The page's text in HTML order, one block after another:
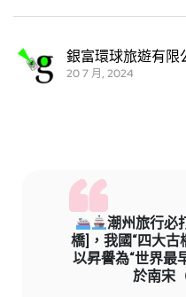
銀富環球旅遊有限
20 7 月, 2024
潮州旅行必
橋]，我國“四大古
以昇譽為“世界最
於南宋